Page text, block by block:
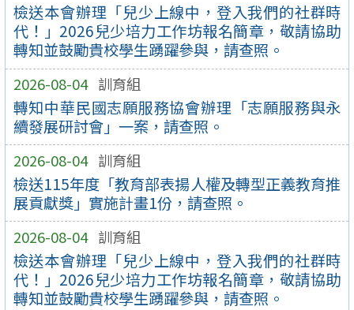
檢送本會辦理「兒少上線中，登入我們的社群時
代！」2026兒少培力工作坊報名簡章，敬請協助
轉知並鼓勵貴校學生踴躍參與，請查照。
2026-08-04 訓育組
轉知中華民國志願服務協會辦理「志願服務與永
續發展研討會」一案，請查照。
2026-08-04 訓育組
檢送115年度「教育部表揚人權及轉型正義教育推
展貢獻獎」實施計畫1份，請查照。
2026-08-04 訓育組
檢送本會辦理「兒少上線中，登入我們的社群時
代！」2026兒少培力工作坊報名簡章，敬請協助
轉知並鼓勵貴校學生踴躍參與，請查照。